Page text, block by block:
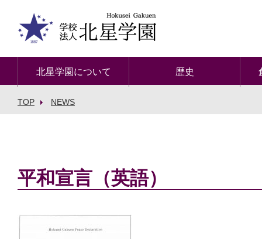
北星学園について 歴史
TOP NEWS
平和宣言（英語）